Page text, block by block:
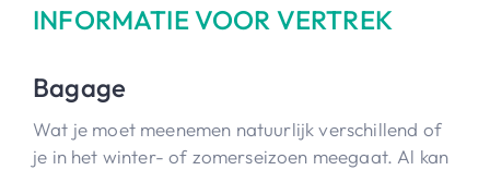
INFORMATIE VOOR VERTREK
Bagage
Wat je moet meenemen natuurlijk verschillend of
je in het winter- of zomerseizoen meegaat. Al kan